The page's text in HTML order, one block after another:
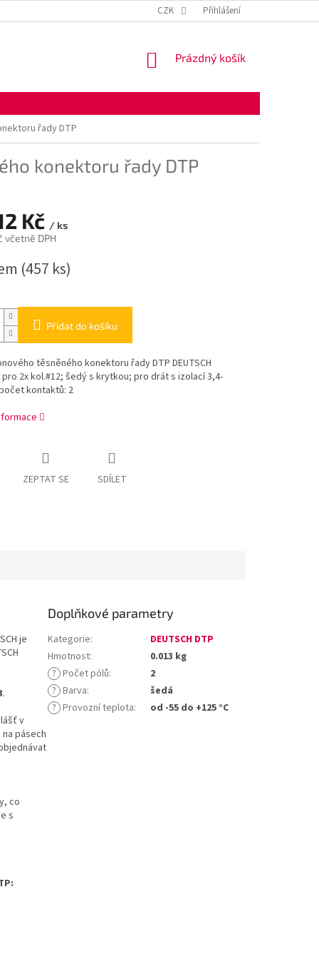
OBCHODNÍ PODMÍNKY
CZK Přihlášení
NÁKUPNÍ
Prázdný košík
řady DTP
konektoru řady DTP
Kč / ks
včetně DPH
(457 ks)
Přidat do košíku
těsněného konektoru řady DTP DEUTSCH
2x kol.#12; šedý s krytkou; pro drát s izolací 3,4-
kontaktů: 2
ZEPTAT SE SDÍLET
je
.
v
pásech
co
s
Doplňkové parametry
Kategorie:
DEUTSCH DTP
Hmotnost:
0.013 kg
? Počet pólů:
2
? Barva:
šedá
? Provozní teplota: od -55 do +125 °C